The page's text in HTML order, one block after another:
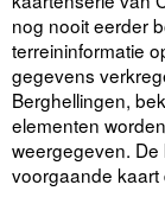
nog nooit eerder
terreininformatie
gegevens
Berghellingen,
elementen
weergegeven.
voorgaande